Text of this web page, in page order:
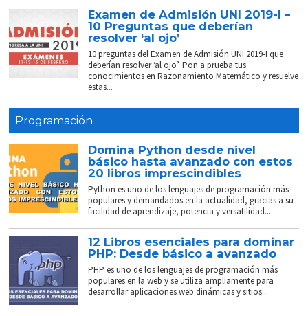
Examen de Admisión UNI 2019-I –
10 Preguntas que deberían
resolver ‘al ojo’
10 preguntas del Examen de Admisión UNI 2019-I que
deberían resolver ‘al ojo’. Pon a prueba tus
conocimientos en Razonamiento Matemático y resuelve
estas...
Programación
Domina Python desde nivel
básico hasta avanzado con estos
20 libros imprescindibles
Python es uno de los lenguajes de programación más
populares y demandados en la actualidad, gracias a su
facilidad de aprendizaje, potencia y versatilidad....
12 Libros esenciales para dominar
PHP: Desde básico a avanzado
PHP es uno de los lenguajes de programación más
populares en la web y se utiliza ampliamente para
desarrollar aplicaciones web dinámicas y sitios...